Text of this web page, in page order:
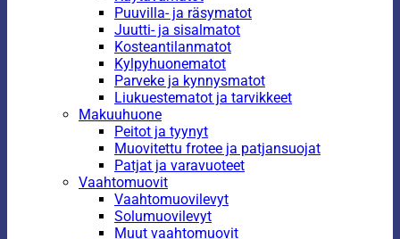
Puuvilla- ja räsymatot
Juutti- ja sisalmatot
Kosteantilanmatot
Kylpyhuonematot
Parveke ja kynnysmatot
Liukuestematot ja tarvikkeet
Makuuhuone
Peitot ja tyynyt
Muovitettu frotee ja patjansuojat
Patjat ja varavuoteet
Vaahtomuovit
Vaahtomuovilevyt
Solumuovilevyt
Muut vaahtomuovit